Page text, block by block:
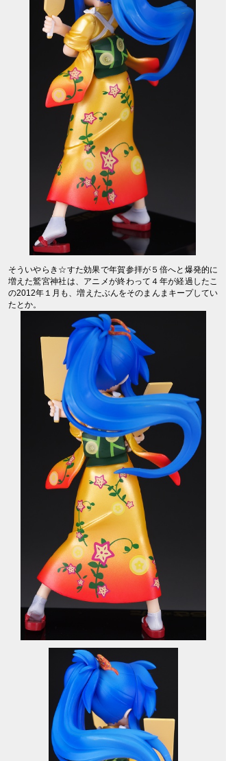
そういやらき☆すた効果で年賀参拝が５倍へと爆発的に
増えた鷲宮神社は、アニメが終わって４年が経過したこ
の2012年１月も、増えたぶんをそのまんまキープしてい
たとか。